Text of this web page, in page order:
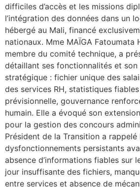
difficiles d’accès et les missions
l’intégration des données dans un
hébergé au Mali, financé
nationaux. Mme MAÏGA Fatoumata
membre du comité technique, a
détaillant ses fonctionnalités et
stratégique : fichier unique des
des services RH, statistiques
prévisionnelle, gouvernance
humain. Elle a évoqué son
pour la gestion des concours
Président de la Transition a rappelé
dysfonctionnements persistants
absence d’informations fiables sur
jour insuffisante des fichiers,
entre services et absence de